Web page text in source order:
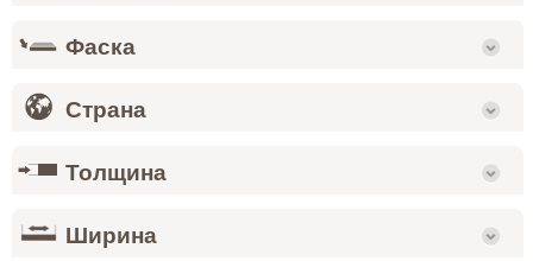
Фаска
Страна
Толщина
Ширина